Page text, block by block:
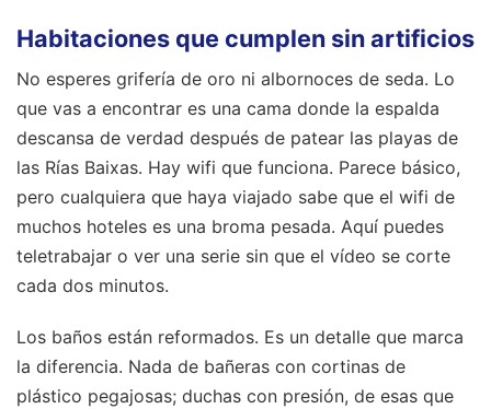
Habitaciones que cumplen sin artificios
No esperes grifería de oro ni albornoces de seda. Lo
que vas a encontrar es una cama donde la espalda
descansa de verdad después de patear las playas de
las Rías Baixas. Hay wifi que funciona. Parece básico,
pero cualquiera que haya viajado sabe que el wifi de
muchos hoteles es una broma pesada. Aquí puedes
teletrabajar o ver una serie sin que el vídeo se corte
cada dos minutos.
Los baños están reformados. Es un detalle que marca
la diferencia. Nada de bañeras con cortinas de
plástico pegajosas; duchas con presión, de esas que